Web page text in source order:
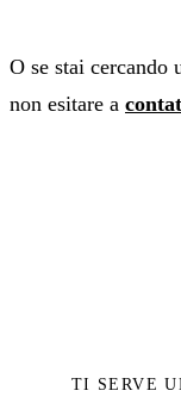
O se stai cercando
non esitare a
TI SERVE